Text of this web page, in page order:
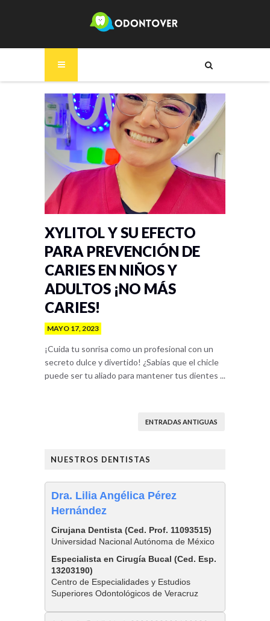
XYLITOL Y SU EFECTO
PARA PREVENCIÓN DE
CARIES EN NIÑOS Y
ADULTOS ¡NO MÁS
CARIES!
MAYO 17, 2023
¡Cuida tu sonrisa como un profesional con un
secreto dulce y divertido! ¿Sabías que el chicle
puede ser tu aliado para mantener tus dientes ...
ENTRADAS ANTIGUAS
NUESTROS DENTISTAS
Dra. Lilia Angélica Pérez
Hernández
Cirujana Dentista (Ced. Prof. 11093515)
Universidad Nacional Autónoma de México
Especialista en Cirugía Bucal (Ced. Esp.
13203190)
Centro de Especialidades y Estudios
Superiores Odontológicos de Veracruz